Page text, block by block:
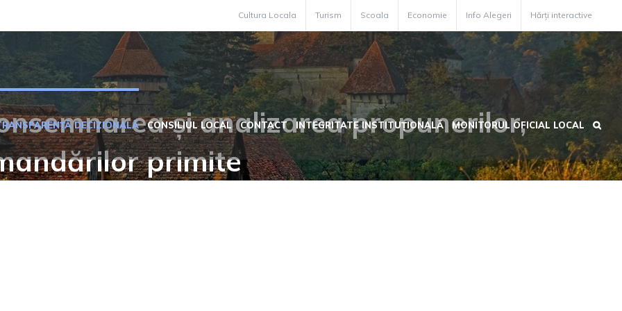
Cultura Locala Turism Scoala Economie Info Alegeri Hărți interactive
DECIZIONALĂ CONSILIUL LOCAL CONTACT INTEGRITATE INSTITUȚIONALĂ MONITORUL OFICIAL LOCAL
și analizarea propunerilor,
primite